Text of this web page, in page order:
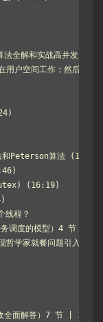
法全解和实战高并发）
用户空间工作；然后介
和Peterson算法 (10:11)
(16:19)
线程？
务调度的模型）4 节 | 41
哲学家就餐问题引入，
全面解答）7 节 | 105分